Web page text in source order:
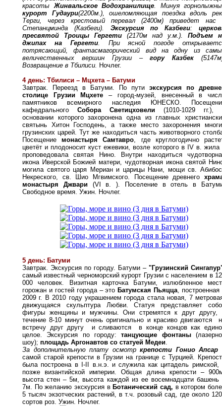
красотыЖинвальское Водохранилище. Минуя
курорт Гудаури(2200м.), ошеломляющая поездка вдоль
Терги, через крестовый перевал (2400м) приведет нас
Степанцминда (Казбеги). Экскурсия по Казбеги:
пресвятой Троицы Гергети (2170м над у.м.). Подъем
джипах на Гергети. При ясной погоде
потрясающий, фантасмагорический вид на одну из
величественных вершин Грузии –гору Казбек
Возвращение в Тбилиси. Ночлег.
4 день: Тбилиси – Мцхета – Батуми
Завтрак. Переезд в Батуми. По пути экскурсия по
столице Грузии Мцхете
–город-музей, внесенный в
памятников всемирного наследия ЮНЕСКО.
кафедрального Собора Светицховели (1010-1029 гг.),
основании которого захоронена одна из главных
святынь Хитон Господень, а также место захоронения
грузинских царей.Тут же находиться часть животворного
Посещениемонастыря Самтавро, где круглогодично
цветёт и плодоносит куст ежевики, возле которого в IV в. жила
проповедовала святая Нино. Внутри находиться
икона Иверской Божией матери, чудотворная икона святой
могила святого царя Мериан и царицы Нани, мощи св.
Некреского, св. Шио Мгвимского. Посещение древнего
монастыря Джвари (VI в. ). Поселение в отель в
Свободное время. Ужин. Ночлег.
5 день: Батуми
Завтрак. Экскурсия по городу. Батуми – "Грузинский
самый известный черноморский курорт Грузии с населением в
000 человек. Визитная карточка Батуми, излюбленное
горожан и гостей города – это Батумская Пьяцца, построенная
2009 г. В 2010 году украшением города стала новая, 7
движущаяся скульптура Любви. Статуя представляет
фигуры женщины и мужчины. Они стремятся к друг другу,
течение 8-10 минут очень оригинально и красиво двигаются
встречу друг другу и сливаются в конце концов как
целое. Экскурсия по городу:танцующие фонтаны
шоу); площадь Аргонавтов со статуей Медеи.
За дополнительную плату осмотркрепости Гонио Апсар
самой старой крепости в Грузии на границе с Турцией.
была построена в I-II в.н.э. и служила как цитадель римской,
позже византийской империи. Общая длина крепости –
высота стен – 5м, высота каждой из ее восемнадцати башень
7м. По желанию экскурсия в Ботанический сад, в котором
5 тысяч экзотческих растений, в т.ч. розовый сад, где около
сортов роз. Ужин. Ночлег.